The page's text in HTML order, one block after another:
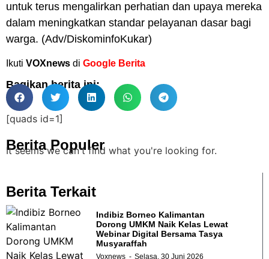
untuk terus mengalirkan perhatian dan upaya mereka
dalam meningkatkan standar pelayanan dasar bagi
warga. (Adv/DiskominfoKukar)
Ikuti VOXnews di Google Berita
Bagikan berita ini:
[quads id=1]
Berita Populer
It seems we can't find what you're looking for.
Berita Terkait
Indibiz Borneo Kalimantan
Dorong UMKM Naik Kelas Lewat
Webinar Digital Bersama Tasya
Musyaraffah
Voxnews Selasa, 30 Juni 2026